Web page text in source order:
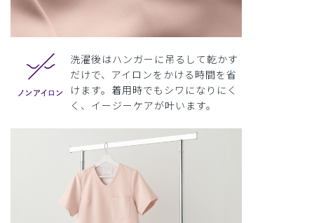
洗濯後はハンガーに吊るして乾かす
だけで、アイロンをかける時間を省
けます。着用時でもシワになりにく
く、イージーケアが叶います。